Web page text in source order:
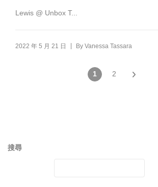
Lewis @ Unbox T...
2022 年 5 月 21 日 By Vanessa Tassara
1 2
搜尋